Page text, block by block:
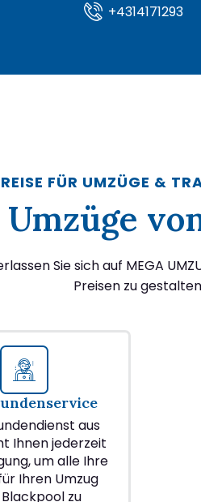
+4314171293
FÜR UMZÜGE &
Sie sich auf MEGA
Preisen zu
aus
Ihnen jederzeit
um alle Ihre
Ihren Umzug
zu